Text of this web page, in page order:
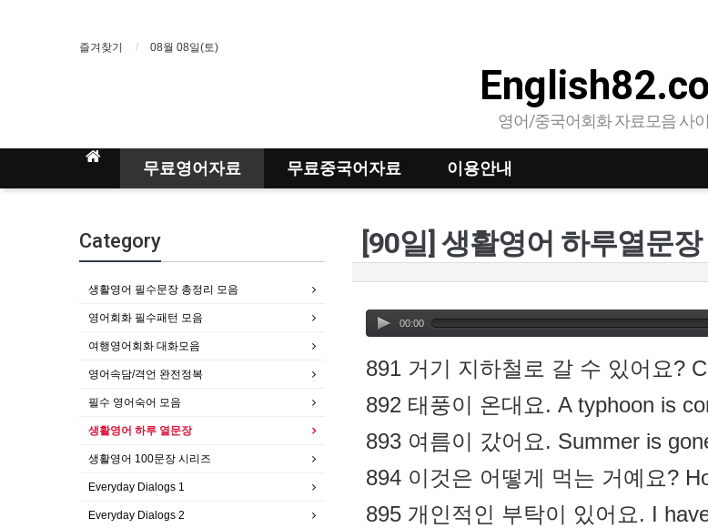
즐겨찾기 08월 08일(토)
영어/중국어회화 자료모음 사
무료영어자료 무료중국어자료 이용안내
[90일] 생활영어 하루열문
00:00
891 거기 지하철로 갈 수 있어요?
892 태풍이 온대요. A typhoon is
893 여름이 갔어요. Summer is
894 이것은 어떻게 먹는 거예요?
895 개인적인 부탁이 있어요. I
Category
생활영어 필수문장 총정리 모음
영어회화 필수패턴 모음
여행영어회화 대화모음
영어속담/격언 완전정복
필수 영어숙어 모음
생활영어 하루 열문장
생활영어 100문장 시리즈
Everyday Dialogs 1
Everyday Dialogs 2